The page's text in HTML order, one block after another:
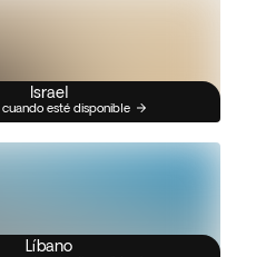
Israel
esté disponible
Líbano